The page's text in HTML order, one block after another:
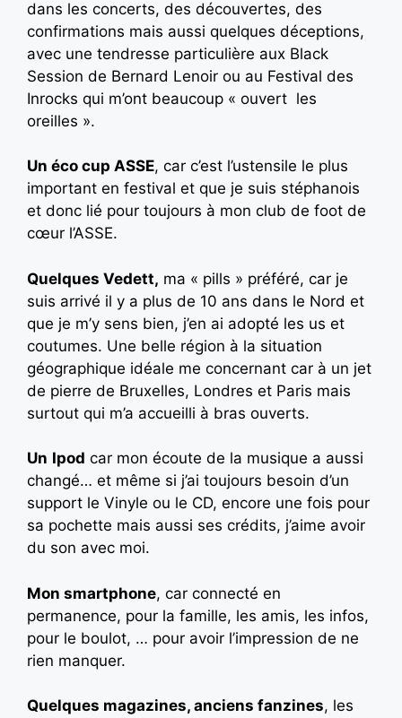
dans les concerts, des découvertes, des
confirmations mais aussi quelques déceptions,
avec une tendresse particulière aux Black
Session de Bernard Lenoir ou au Festival des
Inrocks qui m’ont beaucoup « ouvert les
oreilles ».
Un éco cup ASSE, car c’est l’ustensile le plus
important en festival et que je suis stéphanois
et donc lié pour toujours à mon club de foot de
cœur l’ASSE.
Quelques Vedett, ma « pills » préféré, car je
suis arrivé il y a plus de 10 ans dans le Nord et
que je m’y sens bien, j’en ai adopté les us et
coutumes. Une belle région à la situation
géographique idéale me concernant car à un jet
de pierre de Bruxelles, Londres et Paris mais
surtout qui m’a accueilli à bras ouverts.
Un Ipod car mon écoute de la musique a aussi
changé… et même si j’ai toujours besoin d’un
support le Vinyle ou le CD, encore une fois pour
sa pochette mais aussi ses crédits, j’aime avoir
du son avec moi.
Mon smartphone, car connecté en
permanence, pour la famille, les amis, les infos,
pour le boulot, … pour avoir l’impression de ne
rien manquer.
Quelques magazines, anciens fanzines, les